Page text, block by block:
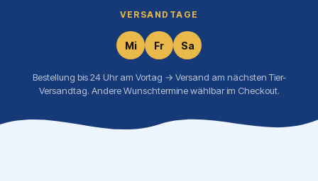
VERSANDTAGE
Mi Fr Sa
Bestellung bis 24 Uhr am Vortag → Versand am nächsten Tier-
Versandtag. Andere Wunschtermine wählbar im Checkout.